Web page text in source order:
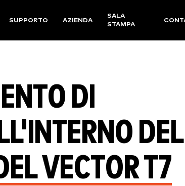
SUPPORTO AZIENDA
SALA
STAMPA
DI
DEL
VECTOR T7